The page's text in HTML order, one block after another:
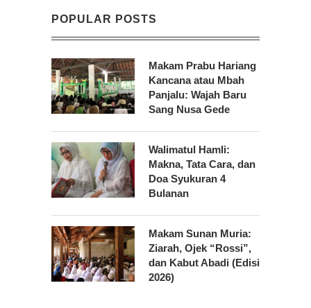
POPULAR POSTS
Makam Prabu Hariang
Kancana atau Mbah
Panjalu: Wajah Baru
Sang Nusa Gede
Walimatul Hamli:
Makna, Tata Cara, dan
Doa Syukuran 4
Bulanan
Makam Sunan Muria:
Ziarah, Ojek “Rossi”,
dan Kabut Abadi (Edisi
2026)